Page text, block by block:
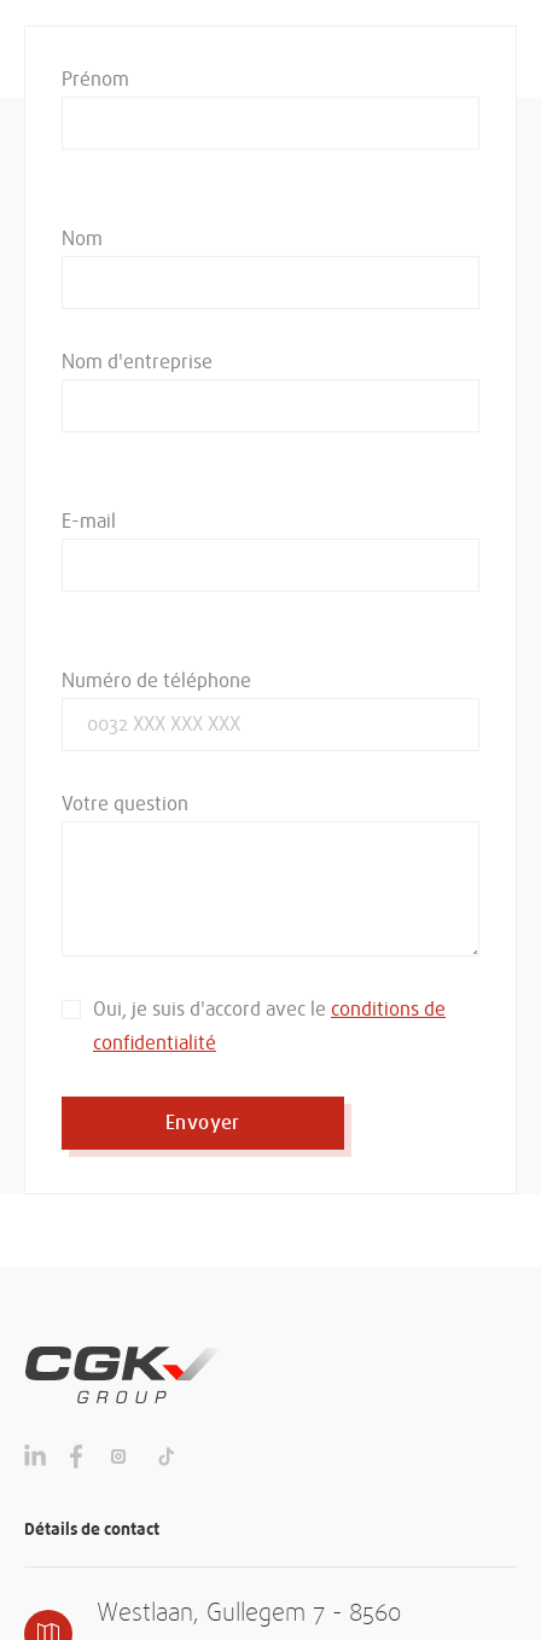
Prénom
Nom
Nom d'entreprise
E-mail
Numéro de téléphone
Votre question
Oui, je suis d'accord avec le conditions de
confidentialité
Envoyer
Détails de contact
Westlaan, Gullegem 7 - 8560